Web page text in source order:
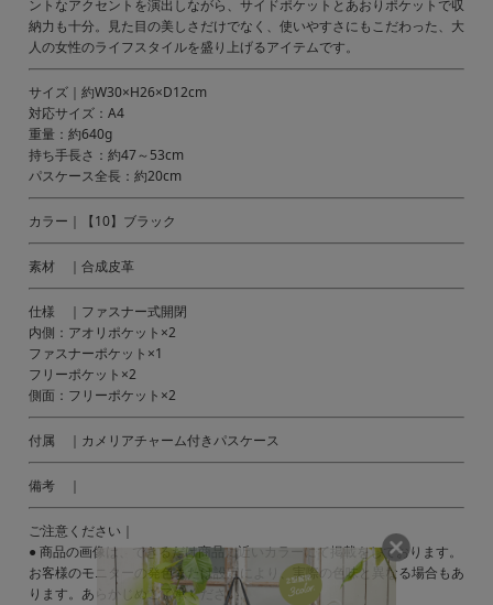
ントなアクセントを演出しながら、サイドポケットとあおりポケットで収
納力も十分。見た目の美しさだけでなく、使いやすさにもこだわった、大
人の女性のライフスタイルを盛り上げるアイテムです。
サイズ｜約W30×H26×D12cm
対応サイズ：A4
重量：約640g
持ち手長さ：約47～53cm
パスケース全長：約20cm
カラー｜【10】ブラック
素材 ｜合成皮革
仕様 ｜ファスナー式開閉
内側：アオリポケット×2
ファスナーポケット×1
フリーポケット×2
側面：フリーポケット×2
付属 ｜カメリアチャーム付きパスケース
備考 ｜
ご注意ください｜
● 商品の画像は、できるだけ商品に近いカラーにて掲載をしております。
お客様のモニターの発色または設定により、実際の色味と異なる場合もあ
ります。あらかじめご了承ください。